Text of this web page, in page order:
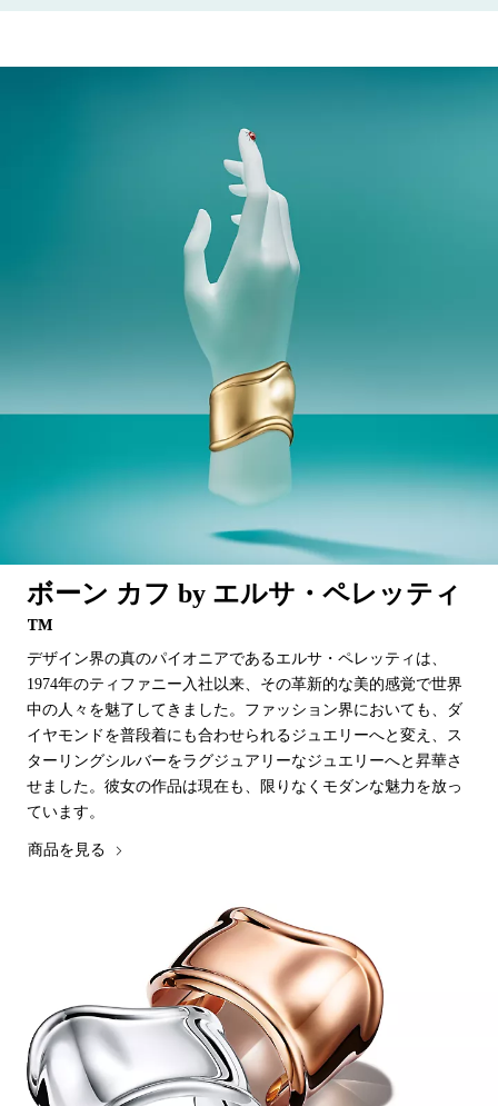
ボーン カフ by エルサ・ペレッティ
™
デザイン界の真のパイオニアであるエルサ・ペレッティは、
1974年のティファニー入社以来、その革新的な美的感覚で世界
中の人々を魅了してきました。ファッション界においても、ダ
イヤモンドを普段着にも合わせられるジュエリーへと変え、ス
ターリングシルバーをラグジュアリーなジュエリーへと昇華さ
せました。彼女の作品は現在も、限りなくモダンな魅力を放っ
ています。
商品を見る